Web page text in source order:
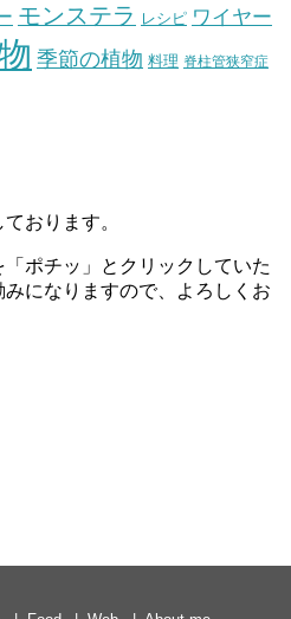
モンステラ レシピ ワイヤー
季節の植物 料理 脊柱管狭窄症
おります。
ポチッ」とクリックしていた
になりますので、よろしくお